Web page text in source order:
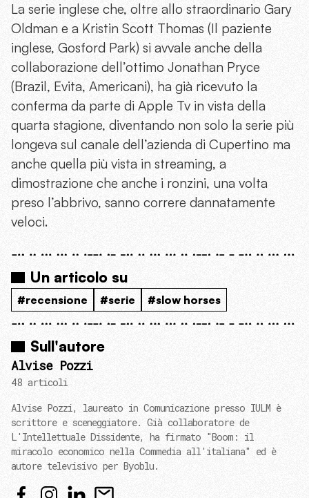
La serie inglese che, oltre allo straordinario Gary
Oldman e a Kristin Scott Thomas (Il paziente
inglese, Gosford Park) si avvale anche della
collaborazione dell’ottimo Jonathan Pryce
(Brazil, Evita, Americani), ha già ricevuto la
conferma da parte di Apple Tv in vista della
quarta stagione, diventando non solo la serie più
longeva sul canale dell’azienda di Cupertino ma
anche quella più vista in streaming, a
dimostrazione che anche i ronzini, una volta
preso l’abbrivo, sanno correre dannatamente
veloci.
Un articolo su
#recensione #serie #slow horses
Sull'autore
Alvise Pozzi
48 articoli
Alvise Pozzi, laureato in Comunicazione presso IULM è
scrittore e sceneggiatore. Già collaboratore de
L'Intellettuale Dissidente, ha firmato "Boom: il
miracolo economico nella Commedia all'italiana" ed è
autore televisivo per Byoblu.